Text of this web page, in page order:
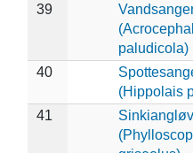
39
paludicola)
40
(Hippolais
41